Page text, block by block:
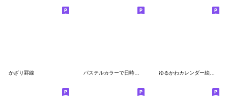
かざり罫線 パステルカラーで日時お知らせ絵文字 ゆるかわカレンダー絵文字